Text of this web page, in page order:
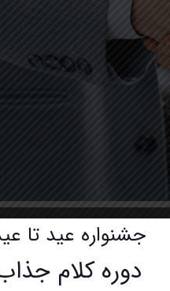
ربطی به فن بیان دارد؟! حق دارید
های کلامی نیست و مهارت‌هایی
جشنواره عید تا
دوره کلام